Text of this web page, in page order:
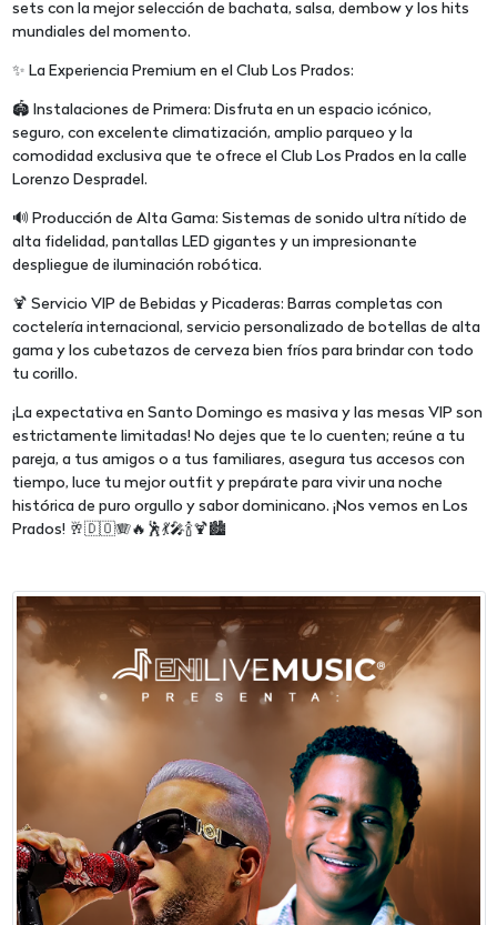
sets con la mejor selección de bachata, salsa, dembow y los hits
mundiales del momento.
✨ La Experiencia Premium en el Club Los Prados:
🏟️ Instalaciones de Primera: Disfruta en un espacio icónico,
seguro, con excelente climatización, amplio parqueo y la
comodidad exclusiva que te ofrece el Club Los Prados en la calle
Lorenzo Despradel.
🔊 Producción de Alta Gama: Sistemas de sonido ultra nítido de
alta fidelidad, pantallas LED gigantes y un impresionante
despliegue de iluminación robótica.
🍹 Servicio VIP de Bebidas y Picaderas: Barras completas con
coctelería internacional, servicio personalizado de botellas de alta
gama y los cubetazos de cerveza bien fríos para brindar con todo
tu corillo.
¡La expectativa en Santo Domingo es masiva y las mesas VIP son
estrictamente limitadas! No dejes que te lo cuenten; reúne a tu
pareja, a tus amigos o a tus familiares, asegura tus accesos con
tiempo, luce tu mejor outfit y prepárate para vivir una noche
histórica de puro orgullo y sabor dominicano. ¡Nos vemos en Los
Prados! 🥂🇩🇴🪗🔥🕺💃🎤🍾🍹🏙️